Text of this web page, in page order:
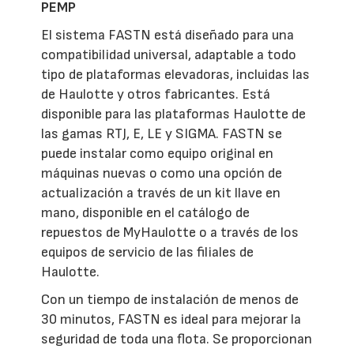
PEMP
El sistema FASTN está diseñado para una
compatibilidad universal, adaptable a todo
tipo de plataformas elevadoras, incluidas las
de Haulotte y otros fabricantes. Está
disponible para las plataformas Haulotte de
las gamas RTJ, E, LE y SIGMA. FASTN se
puede instalar como equipo original en
máquinas nuevas o como una opción de
actualización a través de un kit llave en
mano, disponible en el catálogo de
repuestos de MyHaulotte o a través de los
equipos de servicio de las filiales de
Haulotte.
Con un tiempo de instalación de menos de
30 minutos, FASTN es ideal para mejorar la
seguridad de toda una flota. Se proporcionan